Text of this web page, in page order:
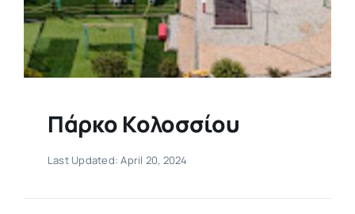
Πάρκο Κολοσσίου
Last Updated: April 20, 2024